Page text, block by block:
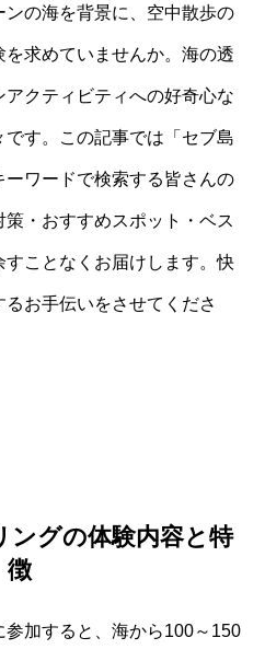
の海を背景に、空中散歩の
求めていませんか。海の透
クティビティへの好奇心な
す。この記事では「セブ島
ワードで検索する皆さんの
・おすすめスポット・ベス
すことなくお届けします。快
お手伝いをさせてくださ
ングの体験内容と特
徴
加すると、海から100～150